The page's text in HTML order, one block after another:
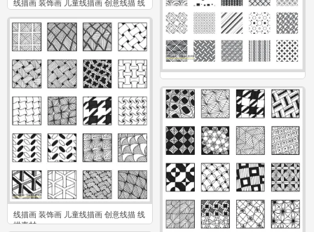
线描画 装饰画 儿童线描画 创意线描 线
描素材
0
描素材
0
线描画 装饰画 儿童线描画 创意线描 线
描素材